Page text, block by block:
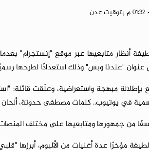
أنظار متابعيها عبر موقع "إنستجرام"
عنوان "عندنا وبس" وذلك استعدادًا لطرحها
مبهجة واستعراضية، وعلّقت قائلة:
في يوتيوب.. كلمات مصطفى حدوتة، ألحان
من جمهورها ومتابعيها على مختلف
مؤخرًا عدة أغنيات من الألبوم، أبرزها